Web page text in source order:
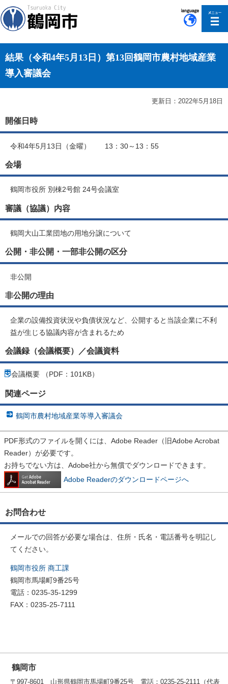
結果（令和4年5月13日）第13回鶴岡市農村地域産業
導入審議会
更新日：2022年5月18日
開催日時
令和4年5月13日（金曜） 13：30～13：55
会場
鶴岡市役所 別棟2号館 24号会議室
審議（協議）内容
鶴岡大山工業団地の用地分譲について
公開・非公開・一部非公開の区分
非公開
非公開の理由
企業の設備投資状況や負債状況など、公開すると当該企業に不利
益が生じる協議内容が含まれるため
会議録（会議概要）／会議資料
会議概要 （PDF：101KB）
関連ページ
鶴岡市農村地域産業等導入審議会
PDF形式のファイルを開くには、Adobe Reader（旧Adobe Acrobat
Reader）が必要です。
お持ちでない方は、Adobe社から無償でダウンロードできます。
Adobe Readerのダウンロードページへ
お問合わせ
メールでの回答が必要な場合は、住所・氏名・電話番号を明記し
てください。
鶴岡市役所 商工課
鶴岡市馬場町9番25号
電話：0235-35-1299
FAX：0235-25-7111
鶴岡市
〒997-8601 山形県鶴岡市馬場町9番25号 電話：0235-25-2111（代表